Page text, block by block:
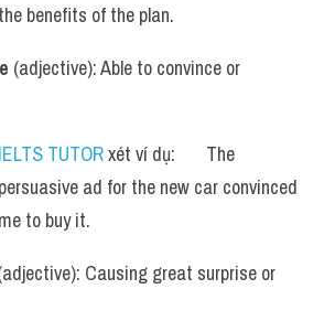
the benefits of the plan.
(adjective): Able to convince or
IELTS TUTOR xét ví dụ:       The
persuasive ad for the new car convinced
me to buy it.
Causing great surprise or